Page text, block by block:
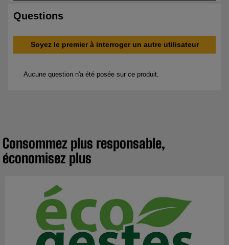
Consommez plus responsable,
économisez plus